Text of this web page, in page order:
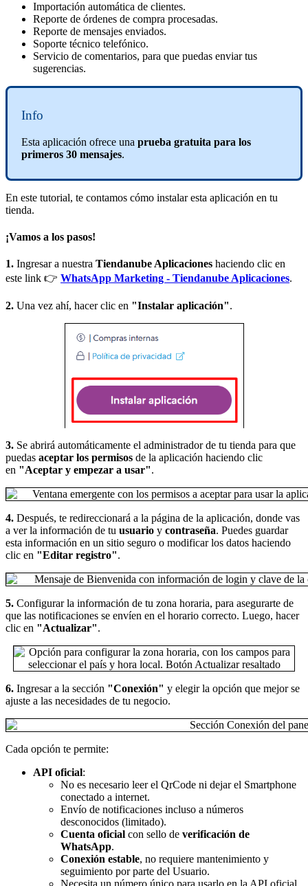
Importación automática de clientes.
Reporte de órdenes de compra procesadas.
Reporte de mensajes enviados.
Soporte técnico telefónico.
Servicio de comentarios, para que puedas enviar tus
sugerencias.
Info
Esta aplicación ofrece una prueba gratuita para los
primeros 30 mensajes.
En este tutorial, te contamos cómo instalar esta aplicación en tu
tienda.
¡Vamos a los pasos!
1. Ingresar a nuestra Tiendanube Aplicaciones haciendo clic en
este link 👉 WhatsApp Marketing - Tiendanube Aplicaciones.
2. Una vez ahí, hacer clic en "Instalar aplicación".
3. Se abrirá automáticamente el administrador de tu tienda para que
puedas aceptar los permisos de la aplicación haciendo clic
en "Aceptar y empezar a usar".
4. Después, te redireccionará a la página de la aplicación, donde vas
a ver la información de tu usuario y contraseña. Puedes guardar
esta información en un sitio seguro o modificar los datos haciendo
clic en "Editar registro".
5. Configurar la información de tu zona horaria, para asegurarte de
que las notificaciones se envíen en el horario correcto. Luego, hacer
clic en "Actualizar".
6. Ingresar a la sección "Conexión" y elegir la opción que mejor se
ajuste a las necesidades de tu negocio.
Cada opción te permite:
API oficial:
No es necesario leer el QrCode ni dejar el Smartphone
conectado a internet.
Envío de notificaciones incluso a números
desconocidos (limitado).
Cuenta oficial con sello de verificación de
WhatsApp.
Conexión estable, no requiere mantenimiento y
seguimiento por parte del Usuario.